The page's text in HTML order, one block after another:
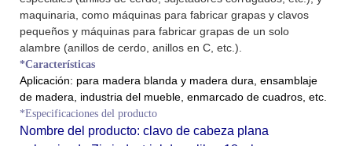
maquinaria, como máquinas para fabricar grapas y clavos
pequeños y máquinas para fabricar grapas de un solo
alambre (anillos de cerdo, anillos en C, etc.).
*Características
Aplicación: para madera blanda y madera dura, ensamblaje
de madera, industria del mueble, enmarcado de cuadros, etc.
*Especificaciones del producto
Nombre del producto: clavo de cabeza plana